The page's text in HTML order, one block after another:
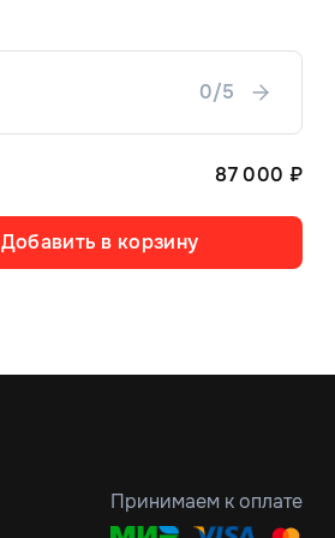
0/5
87 000 ₽
Добавить в корзину
Принимаем к оплате